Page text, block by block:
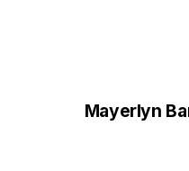
Mayerlyn